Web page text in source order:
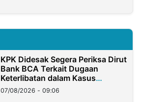
KPK Didesak Segera Periksa Dirut
Bank BCA Terkait Dugaan
Keterlibatan dalam Kasus
Hilangnya Dana Nasabah Rp2,58
Miliar
07/08/2026 - 09:06